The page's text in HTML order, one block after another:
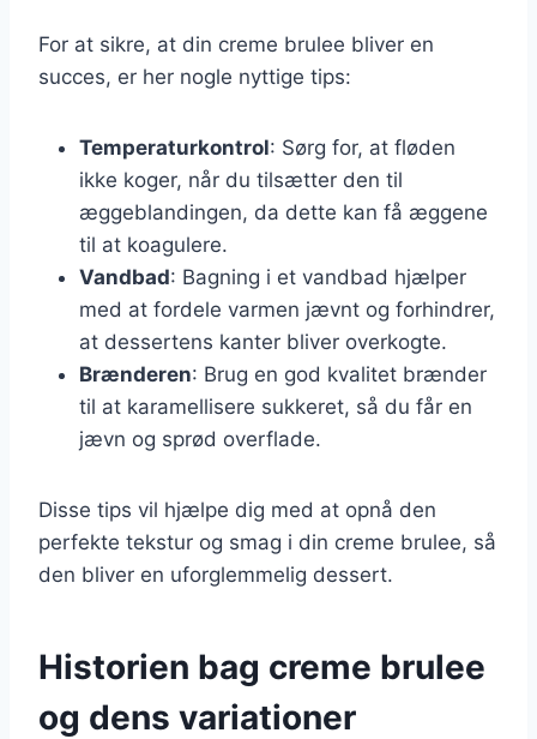
For at sikre, at din creme brulee bliver en
succes, er her nogle nyttige tips:
Temperaturkontrol: Sørg for, at fløden
ikke koger, når du tilsætter den til
æggeblandingen, da dette kan få æggene
til at koagulere.
Vandbad: Bagning i et vandbad hjælper
med at fordele varmen jævnt og forhindrer,
at dessertens kanter bliver overkogte.
Brænderen: Brug en god kvalitet brænder
til at karamellisere sukkeret, så du får en
jævn og sprød overflade.
Disse tips vil hjælpe dig med at opnå den
perfekte tekstur og smag i din creme brulee, så
den bliver en uforglemmelig dessert.
Historien bag creme brulee
og dens variationer